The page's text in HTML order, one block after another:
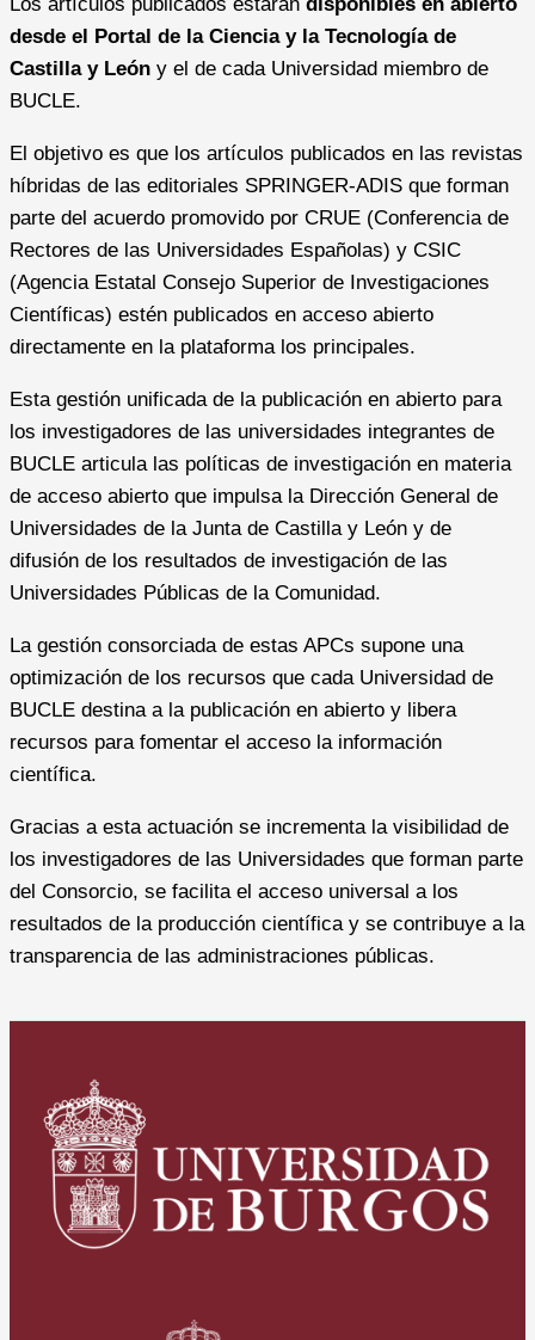
desde el Portal de la Ciencia y la Tecnología de
Castilla y León y el de cada Universidad miembro de
BUCLE.
El objetivo es que los artículos publicados en las revistas
híbridas de las editoriales SPRINGER-ADIS que forman
parte del acuerdo promovido por CRUE (Conferencia de
Rectores de las Universidades Españolas) y CSIC
(Agencia Estatal Consejo Superior de Investigaciones
Científicas) estén publicados en acceso abierto
directamente en la plataforma los principales.
Esta gestión unificada de la publicación en abierto para
los investigadores de las universidades integrantes de
BUCLE articula las políticas de investigación en materia
de acceso abierto que impulsa la Dirección General de
Universidades de la Junta de Castilla y León y de
difusión de los resultados de investigación de las
Universidades Públicas de la Comunidad.
La gestión consorciada de estas APCs supone una
optimización de los recursos que cada Universidad de
BUCLE destina a la publicación en abierto y libera
recursos para fomentar el acceso la información
científica.
Gracias a esta actuación se incrementa la visibilidad de
los investigadores de las Universidades que forman parte
del Consorcio, se facilita el acceso universal a los
resultados de la producción científica y se contribuye a la
transparencia de las administraciones públicas.